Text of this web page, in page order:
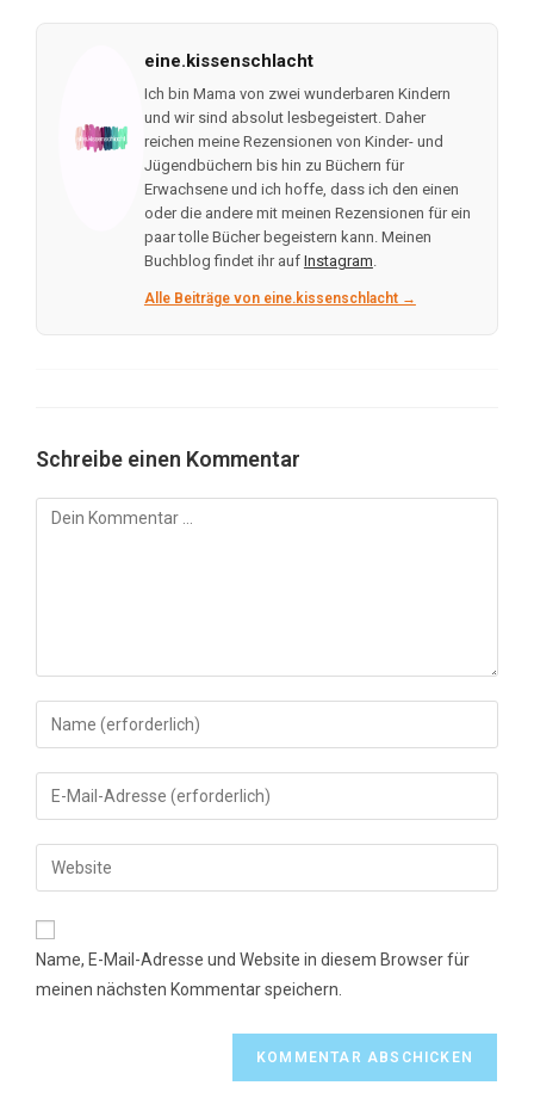
eine.kissenschlacht
Ich bin Mama von zwei wunderbaren Kindern
und wir sind absolut lesbegeistert. Daher
reichen meine Rezensionen von Kinder- und
Jügendbüchern bis hin zu Büchern für
Erwachsene und ich hoffe, dass ich den einen
oder die andere mit meinen Rezensionen für ein
paar tolle Bücher begeistern kann. Meinen
Buchblog findet ihr auf Instagram.
Alle Beiträge von eine.kissenschlacht →
Schreibe einen Kommentar
Kommentar
Gib
deinen
Namen
oder
zum
Kommentieren
ein
Gib
deine
E-
Mail-
zum
Kommentieren
ein
Gib
deine
Website-
Name, E-Mail-Adresse und Website in diesem Browser für
meinen nächsten Kommentar speichern.